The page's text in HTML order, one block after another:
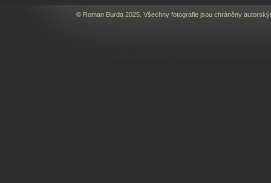
© Roman Burda 2025. Všechny fotografie jsou chráněny